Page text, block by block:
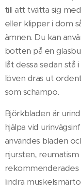
till att tvätta sig
eller klipper i dom
ämnen. Du kan
botten på en
låt dessa sedan stå
löven dras ut
som schampo.
Björkbladen är
hjälpa vid
användes bladen
njursten,
rekommenderades
lindra